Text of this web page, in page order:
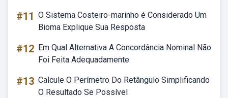
#11 O Sistema Costeiro-marinho é Considerado Um
Bioma Explique Sua Resposta
#12 Em Qual Alternativa A Concordância Nominal Não
Foi Feita Adequadamente
#13 Calcule O Perímetro Do Retângulo Simplificando
O Resultado Se Possível